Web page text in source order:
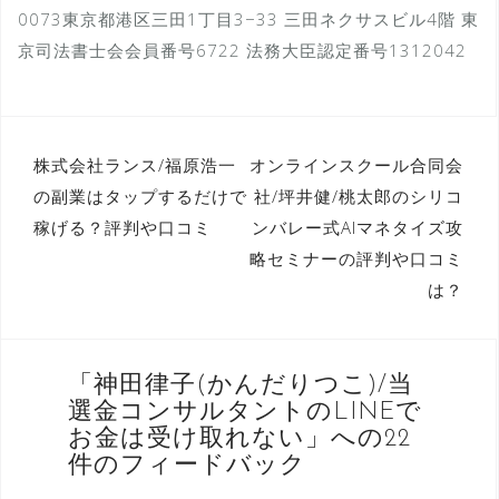
0073東京都港区三田1丁目3−33 三田ネクサスビル4階 東
京司法書士会会員番号6722 法務大臣認定番号1312042
投
稿
ナ
株式会社ランス/福原浩一
の副業はタップするだけで
稼げる？評判や口コミ
オンラインスクール合同会
社/坪井健/桃太郎のシリコ
ンバレー式AIマネタイズ攻
略セミナーの評判や口コミ
は？
「 神田律子(かんだりつこ)/当
選金コンサルタントのLINEで
お金は受け取れない 」への22
件のフィードバック